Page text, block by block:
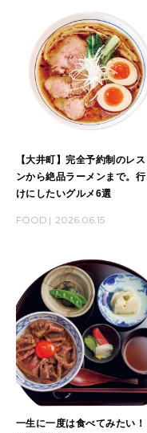
【大井町】完全予約制のレ
ンから絶品ラーメンまで。
けにしたいグルメ6選
FOOD 2026.06.15
一生に一度は食べてみたい！